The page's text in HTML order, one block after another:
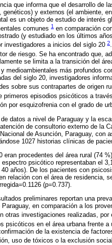
que informa que el desarrollo de
genéticos) y externos (el ambiente,
es un objeto de estudio de interés
comunes 1 en comparación
(y estudiado en los últimos
investigadores a inicios del siglo 20 2
de riesgo. Se ha encontrado que,
se limita a la transición del
medioambientales más profundos
del siglo 20, investigadores
sobre sus contrapartes de origen
primeros episodios psicóticos a
por esquizofrenia con el grado de
datos a nivel de Paraguay y la
de consultorio externo de la
de Asunción, Paraguay, con
1027 historias clínicas de
eran procedentes del área rural (74
espectro psicótico representaban el
40 años). De los pacientes con
relación con el área de residencia,
(p=0.737).
preliminares reportan una
Paraguay, en comparación a los
otras investigaciones realizadas,
psicóticos en el área urbana frente a
de la existencia de
uso de tóxicos o la exclusión